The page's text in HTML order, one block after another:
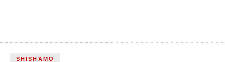
SHISHAMO